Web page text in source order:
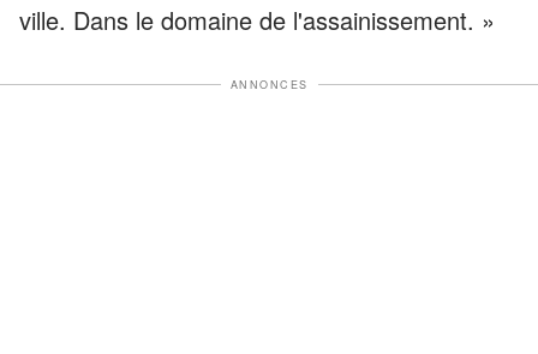
ville. Dans le domaine de l'assainissement. »
ANNONCES